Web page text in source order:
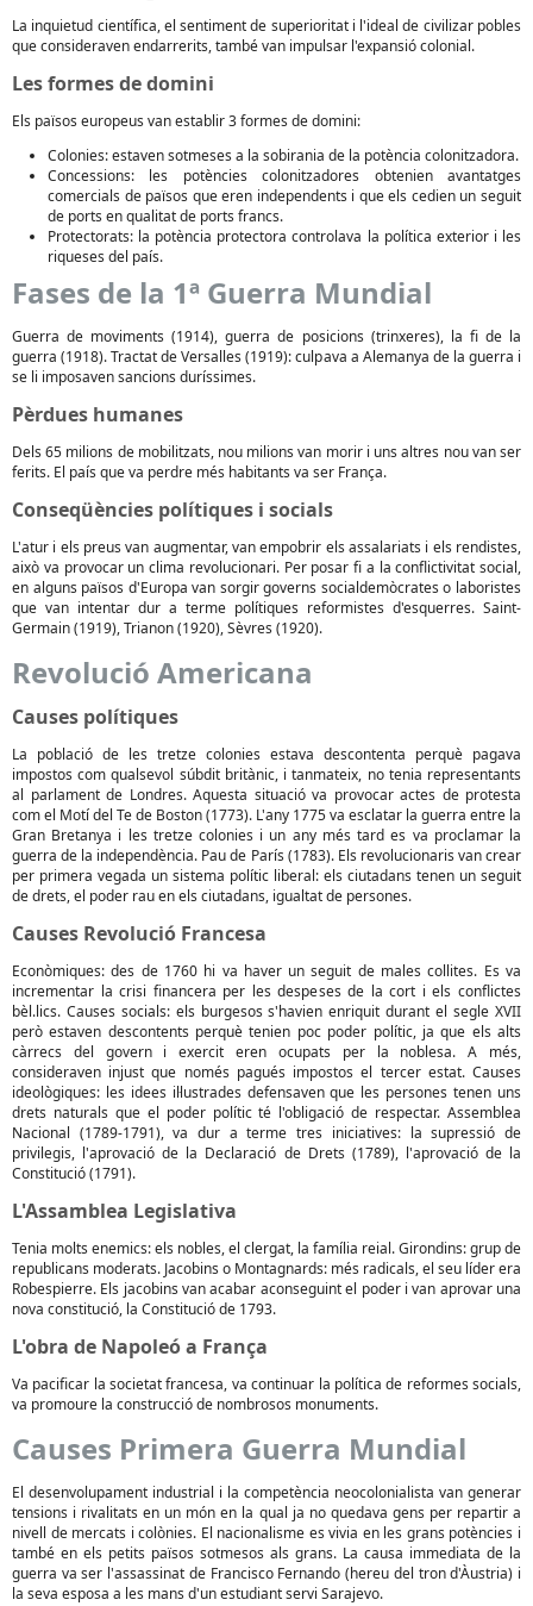
La inquietud científica, el sentiment de superioritat i l'ideal de civilizar pobles
que consideraven endarrerits, també van impulsar l'expansió colonial.
Les formes de domini
Els països europeus van establir 3 formes de domini:
Colonies: estaven sotmeses a la sobirania de la potència colonitzadora.
Concessions: les potències colonitzadores obtenien avantatges
comercials de països que eren independents i que els cedien un seguit
de ports en qualitat de ports francs.
Protectorats: la potència protectora controlava la política exterior i les
riqueses del país.
Fases de la 1ª Guerra Mundial
Guerra de moviments (1914), guerra de posicions (trinxeres), la fi de la
guerra (1918). Tractat de Versalles (1919): culpava a Alemanya de la guerra i
se li imposaven sancions duríssimes.
Pèrdues humanes
Dels 65 milions de mobilitzats, nou milions van morir i uns altres nou van ser
ferits. El país que va perdre més habitants va ser França.
Conseqüències polítiques i socials
L'atur i els preus van augmentar, van empobrir els assalariats i els rendistes,
això va provocar un clima revolucionari. Per posar fi a la conflictivitat social,
en alguns països d'Europa van sorgir governs socialdemòcrates o laboristes
que van intentar dur a terme polítiques reformistes d'esquerres. Saint-
Germain (1919), Trianon (1920), Sèvres (1920).
Revolució Americana
Causes polítiques
La població de les tretze colonies estava descontenta perquè pagava
impostos com qualsevol súbdit britànic, i tanmateix, no tenia representants
al parlament de Londres. Aquesta situació va provocar actes de protesta
com el Motí del Te de Boston (1773). L'any 1775 va esclatar la guerra entre la
Gran Bretanya i les tretze colonies i un any més tard es va proclamar la
guerra de la independència. Pau de París (1783). Els revolucionaris van crear
per primera vegada un sistema polític liberal: els ciutadans tenen un seguit
de drets, el poder rau en els ciutadans, igualtat de persones.
Causes Revolució Francesa
Econòmiques: des de 1760 hi va haver un seguit de males collites. Es va
incrementar la crisi financera per les despeses de la cort i els conflictes
bèl.lics. Causes socials: els burgesos s'havien enriquit durant el segle XVII
però estaven descontents perquè tenien poc poder polític, ja que els alts
càrrecs del govern i exercit eren ocupats per la noblesa. A més,
consideraven injust que només pagués impostos el tercer estat. Causes
ideològiques: les idees il·lustrades defensaven que les persones tenen uns
drets naturals que el poder polític té l'obligació de respectar. Assemblea
Nacional (1789-1791), va dur a terme tres iniciatives: la supressió de
privilegis, l'aprovació de la Declaració de Drets (1789), l'aprovació de la
Constitució (1791).
L'Assamblea Legislativa
Tenia molts enemics: els nobles, el clergat, la família reial. Girondins: grup de
republicans moderats. Jacobins o Montagnards: més radicals, el seu líder era
Robespierre. Els jacobins van acabar aconseguint el poder i van aprovar una
nova constitució, la Constitució de 1793.
L'obra de Napoleó a França
Va pacificar la societat francesa, va continuar la política de reformes socials,
va promoure la construcció de nombrosos monuments.
Causes Primera Guerra Mundial
El desenvolupament industrial i la competència neocolonialista van generar
tensions i rivalitats en un món en la qual ja no quedava gens per repartir a
nivell de mercats i colònies. El nacionalisme es vivia en les grans potències i
també en els petits països sotmesos als grans. La causa immediata de la
guerra va ser l'assassinat de Francisco Fernando (hereu del tron d'Àustria) i
la seva esposa a les mans d'un estudiant servi Sarajevo.